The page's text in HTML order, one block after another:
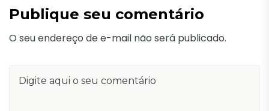
Publique seu comentário
O seu endereço de e-mail não será publicado.